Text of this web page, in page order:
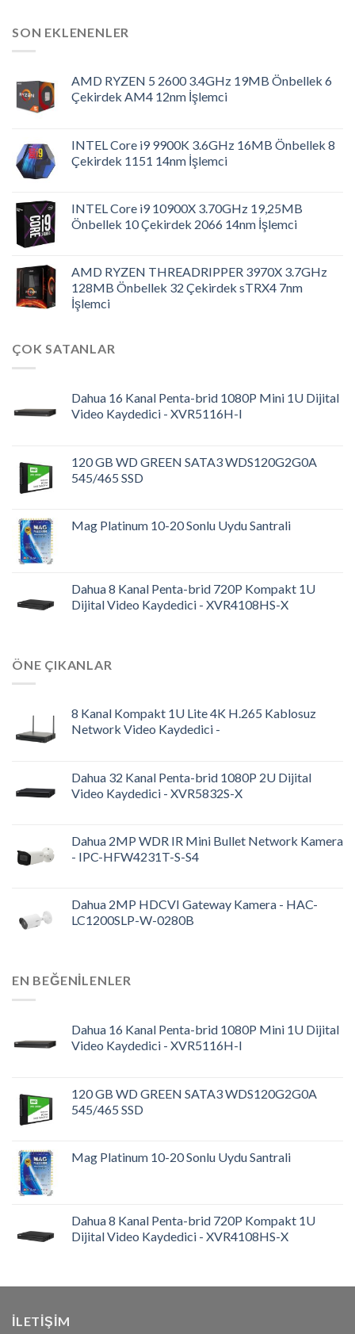
SON EKLENENLER
AMD RYZEN 5 2600 3.4GHz 19MB Önbellek 6
Çekirdek AM4 12nm İşlemci
INTEL Core i9 9900K 3.6GHz 16MB Önbellek 8
Çekirdek 1151 14nm İşlemci
INTEL Core i9 10900X 3.70GHz 19,25MB
Önbellek 10 Çekirdek 2066 14nm İşlemci
AMD RYZEN THREADRIPPER 3970X 3.7GHz
128MB Önbellek 32 Çekirdek sTRX4 7nm
İşlemci
ÇOK SATANLAR
Dahua 16 Kanal Penta-brid 1080P Mini 1U Dijital
Video Kaydedici - XVR5116H-I
120 GB WD GREEN SATA3 WDS120G2G0A
545/465 SSD
Mag Platinum 10-20 Sonlu Uydu Santrali
Dahua 8 Kanal Penta-brid 720P Kompakt 1U
Dijital Video Kaydedici - XVR4108HS-X
ÖNE ÇIKANLAR
8 Kanal Kompakt 1U Lite 4K H.265 Kablosuz
Network Video Kaydedici -
Dahua 32 Kanal Penta-brid 1080P 2U Dijital
Video Kaydedici - XVR5832S-X
Dahua 2MP WDR IR Mini Bullet Network Kamera
- IPC-HFW4231T-S-S4
Dahua 2MP HDCVI Gateway Kamera - HAC-
LC1200SLP-W-0280B
EN BEĞENILENLER
Dahua 16 Kanal Penta-brid 1080P Mini 1U Dijital
Video Kaydedici - XVR5116H-I
120 GB WD GREEN SATA3 WDS120G2G0A
545/465 SSD
Mag Platinum 10-20 Sonlu Uydu Santrali
Dahua 8 Kanal Penta-brid 720P Kompakt 1U
Dijital Video Kaydedici - XVR4108HS-X
İLETIŞIM